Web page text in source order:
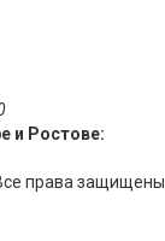
и Ростове:
права защищены